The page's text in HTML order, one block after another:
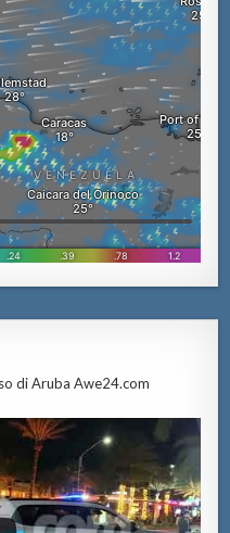
di Aruba Awe24.com